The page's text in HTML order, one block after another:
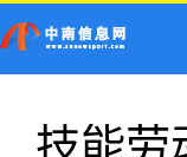
技能劳